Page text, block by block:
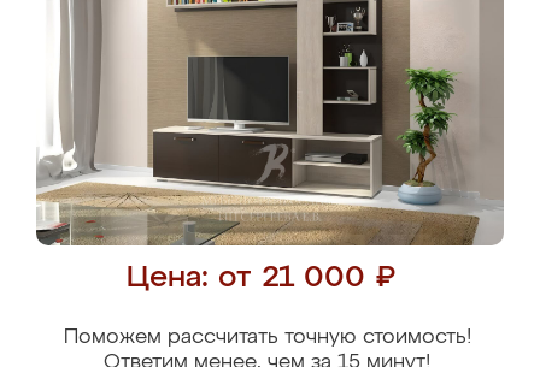
Цена: от 21 000 ₽
Поможем рассчитать точную стоимость!
Ответим менее, чем за 15 минут!